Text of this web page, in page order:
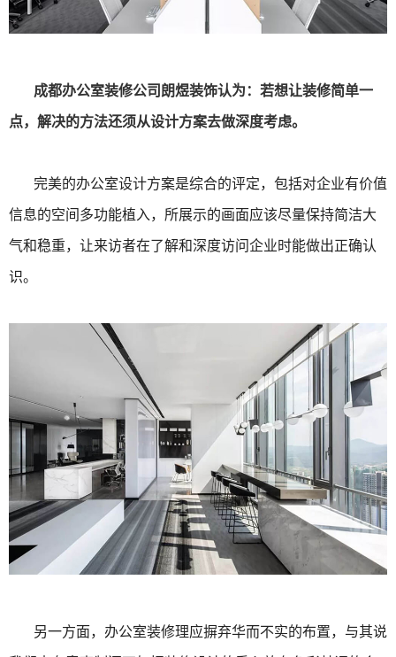
成都办公室装修公司朗煜装饰认为：若想让装修简单一
点，解决的方法还须从设计方案去做深度考虑。
完美的办公室设计方案是综合的评定，包括对企业有价值
信息的空间多功能植入，所展示的画面应该尽量保持简洁大
气和稳重，让来访者在了解和深度访问企业时能做出正确认
识。
另一方面，办公室装修理应摒弃华而不实的布置，与其说